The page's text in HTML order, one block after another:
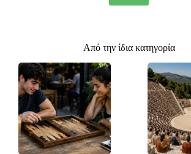
Από την ίδια κατηγορία